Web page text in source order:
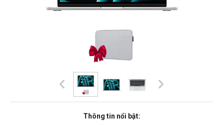
Thông tin nổi bật: